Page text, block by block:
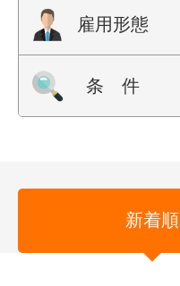
雇用形態
条 件
新着順